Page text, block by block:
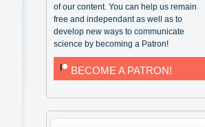
of our content. You can help us remain
free and independant as well as to
develop new ways to communicate
science by becoming a Patron!
BECOME A PATRON!